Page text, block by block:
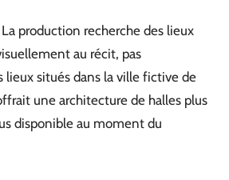
production recherche des lieux
au récit, pas
lieux situés dans la ville fictive de
une architecture de halles plus
disponible au moment du